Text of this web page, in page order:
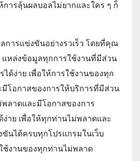
การลุ้นผลบอลไม่ยากและใคร ๆ ก็
การแข่งขันอย่างรวเร็ว โดยที่คุณ
แหล่งข้อมูลทุกการใช้งานที่มีส่วน
ได้ง่าย เพื่อให้การใช้งานของทุก
โอกาสของการให้บริการที่มีส่วน
ลาดและมีโอกาสของการ
ง่าย เพื่อให้ทุกท่านไม่พลาดและ
ขันได้ครบทุกโปรแกรมในเว็บ
ช้งานของทุกท่านไม่พลาด